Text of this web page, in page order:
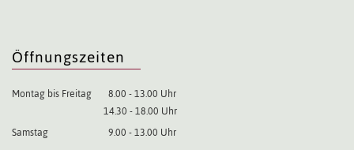
Öffnungszeiten
Montag bis Freitag
8.00 - 13.00 Uhr
14.30 - 18.00 Uhr
Samstag
9.00 - 13.00 Uhr